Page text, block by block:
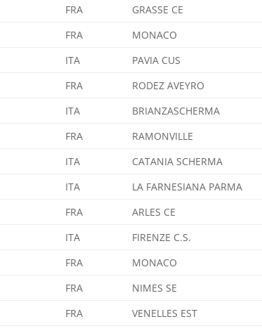
FRA
GRASSE CE
FRA
MONACO
ITA
PAVIA CUS
FRA
RODEZ AVEYRO
ITA
BRIANZASCHERMA
FRA
RAMONVILLE
ITA
CATANIA SCHERMA
ITA
LA FARNESIANA PARMA
FRA
ARLES CE
ITA
FIRENZE C.S.
FRA
MONACO
FRA
NIMES SE
FRA
VENELLES EST